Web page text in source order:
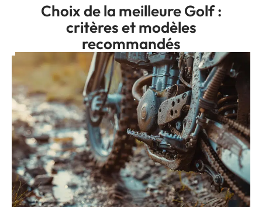
Choix de la meilleure Golf :
critères et modèles
recommandés